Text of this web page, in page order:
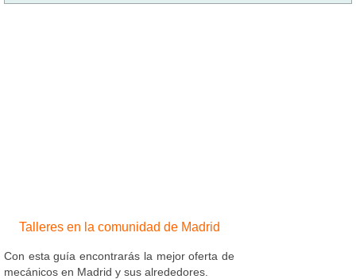
Talleres en la comunidad de Madrid
Con esta guía encontrarás la mejor oferta de
mecánicos en Madrid y sus alrededores.